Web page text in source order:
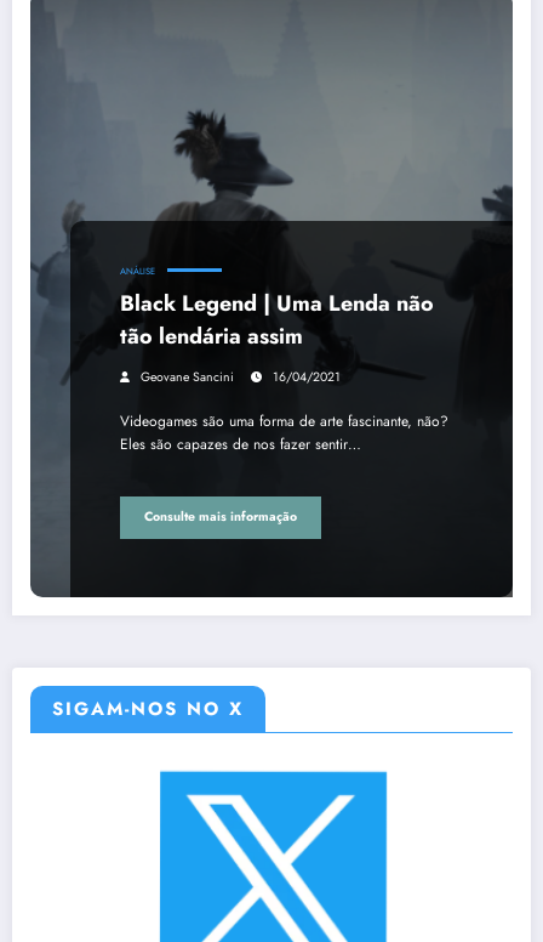
ANÁLISE
Black Legend | Uma Lenda não
tão lendária assim
Geovane Sancini 16/04/2021
Videogames são uma forma de arte fascinante, não?
Eles são capazes de nos fazer sentir…
Consulte mais informação
SIGAM-NOS NO X